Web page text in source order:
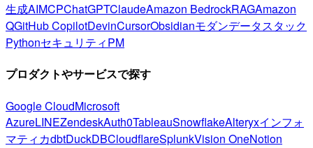
生成AIMCPChatGPTClaudeAmazon BedrockRAGAmazon
QGitHub CopilotDevinCursorObsidianモダンデータスタック
PythonセキュリティPM
プロダクトやサービスで探す
Google CloudMicrosoft
AzureLINEZendeskAuth0TableauSnowflakeAlteryxインフォ
マティカdbtDuckDBCloudflareSplunkVision OneNotion